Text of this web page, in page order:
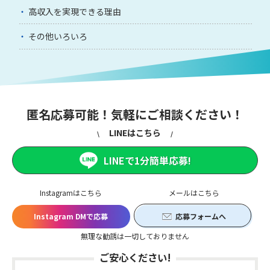
高収入を実現できる理由
その他いろいろ
匿名応募可能！気軽にご相談ください！
Instagramはこちら
Instagram DMで応募
メールはこちら
応募フォームへ
無理な勧誘は一切しておりません
LINEはこちら
LINEで1分簡単応募!
ご安心ください!